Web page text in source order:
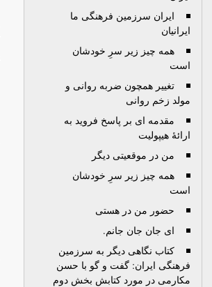
ایران سرزمین فرهنگی ما
ایرانیان
همه چیز زیر سرِ خودشان
است
تغییر همچون ضربه روانی و
مولد زخم روانی
مقدمه ای بر پاسخ فروید به
ارائۀ هیپولیت
من در موقعیتی دیگر
همه چیز زیر سرِ خودشان
است
حضور من در هستی
اى جان جان جانم.
کتاب نگاهی دیگر به سرزمین
فرهنگی ایران: گفت و گو با حسن
مکارمی در مورد کتابش بخش دوم